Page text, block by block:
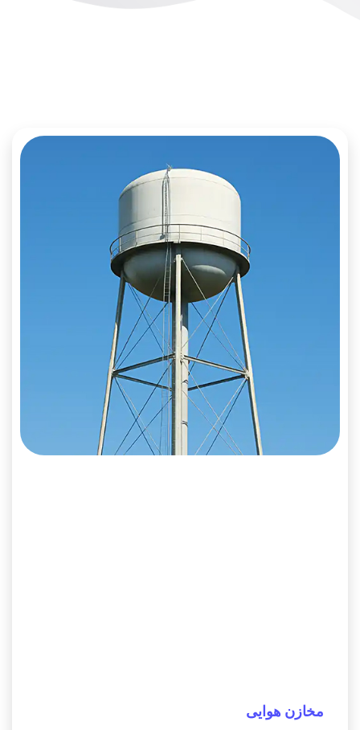
مخازن هوایی